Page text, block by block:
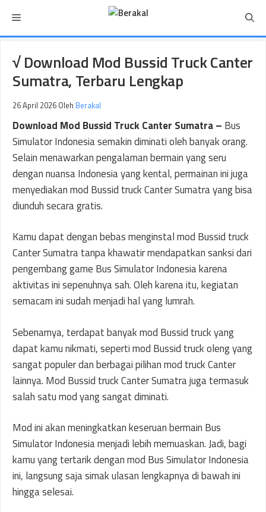
isi
Menu
√ Download Mod Bussid Truck Canter
Sumatra, Terbaru Lengkap
26 April 2026 Oleh Berakal
Download Mod Bussid Truck Canter Sumatra – Bus
Simulator Indonesia semakin diminati oleh banyak orang.
Selain menawarkan pengalaman bermain yang seru
dengan nuansa Indonesia yang kental, permainan ini juga
menyediakan mod Bussid truck Canter Sumatra yang bisa
diunduh secara gratis.
Kamu dapat dengan bebas menginstal mod Bussid truck
Canter Sumatra tanpa khawatir mendapatkan sanksi dari
pengembang game Bus Simulator Indonesia karena
aktivitas ini sepenuhnya sah. Oleh karena itu, kegiatan
semacam ini sudah menjadi hal yang lumrah.
Sebenarnya, terdapat banyak mod Bussid truck yang
dapat kamu nikmati, seperti mod Bussid truck oleng yang
sangat populer dan berbagai pilihan mod truck Canter
lainnya. Mod Bussid truck Canter Sumatra juga termasuk
salah satu mod yang sangat diminati.
Mod ini akan meningkatkan keseruan bermain Bus
Simulator Indonesia menjadi lebih memuaskan. Jadi, bagi
kamu yang tertarik dengan mod Bus Simulator Indonesia
ini, langsung saja simak ulasan lengkapnya di bawah ini
hingga selesai.